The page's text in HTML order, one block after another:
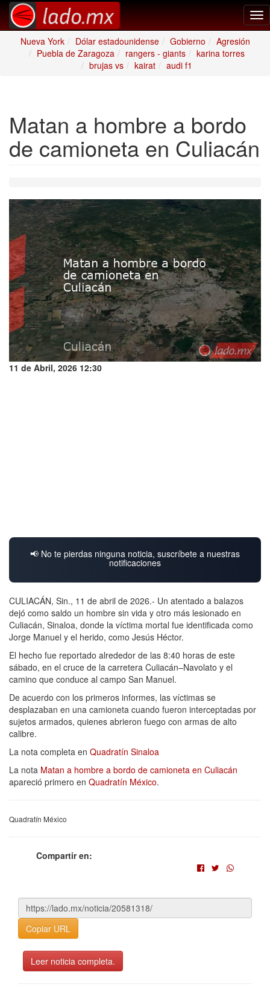
Nueva York
Dólar estadounidense Gobierno
Agresión
Puebla de Zaragoza
rangers - giants
karina torres
brujas vs
kairat audi f1
Matan a hombre a bordo
de camioneta en Culiacán
11 de Abril, 2026 12:30
📢 No te pierdas ninguna noticia, suscríbete a nuestras
notificaciones
CULIACÁN, Sin., 11 de abril de 2026.- Un atentado a balazos
dejó como saldo un hombre sin vida y otro más lesionado en
Culiacán, Sinaloa, donde la víctima mortal fue identificada como
Jorge Manuel y el herido, como Jesús Héctor.
El hecho fue reportado alrededor de las 8:40 horas de este
sábado, en el cruce de la carretera Culiacán–Navolato y el
camino que conduce al campo San Manuel.
De acuerdo con los primeros informes, las víctimas se
desplazaban en una camioneta cuando fueron interceptadas por
sujetos armados, quienes abrieron fuego con armas de alto
calibre.
La nota completa en Quadratín Sinaloa
La nota Matan a hombre a bordo de camioneta en Culiacán
apareció primero en Quadratín México.
Quadratín México
Compartir en:
Copiar URL
Leer noticia completa.